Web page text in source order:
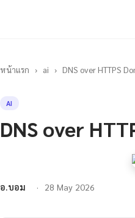
หน้าแรก › ai › DNS over HTTPS
AI
DNS over
อ.บอม 28 May 2026